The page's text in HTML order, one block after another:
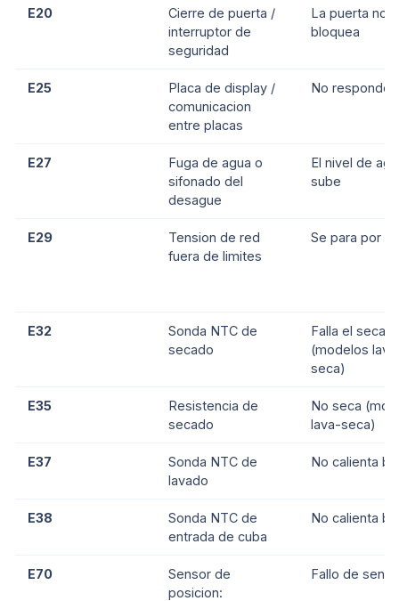
E20
Cierre de puerta /
interruptor de
seguridad
La puerta no
bloquea
E25
Placa de display /
comunicacion
entre placas
No responde
E27
Fuga de agua o
sifonado del
desague
El nivel de
sube
E29
Tension de red
fuera de limites
Se para por
E32
Sonda NTC de
secado
Falla el
(modelos
seca)
E35
Resistencia de
secado
No seca
lava-seca)
E37
Sonda NTC de
lavado
No calienta
E38
Sonda NTC de
entrada de cuba
No calienta
E70
Sensor de
posicion:
Fallo de